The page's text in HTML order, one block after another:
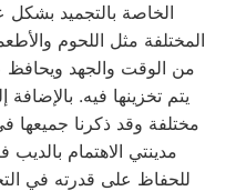
الخاصة بالتجميد بشكل
المختلفة مثل اللحوم
من الوقت والجهد ويحافظ
يتم تخزينها فيه.
مختلفة وقد ذكرنا
مدينتي الاهتمام
للحفاظ على قدرته في